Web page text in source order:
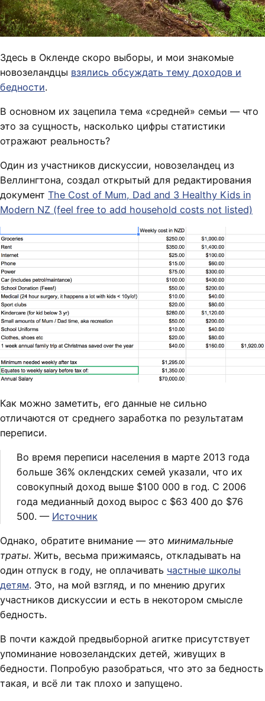
Здесь в Окленде скоро выборы, и мои знакомые
новозеландцы взялись обсуждать тему доходов и
бедности.
В основном их зацепила тема «средней» семьи — что
это за сущность, насколько цифры статистики
отражают реальность?
Один из участников дискуссии, новозеландец из
Веллингтона, создал открытый для редактирования
документ The Cost of Mum, Dad and 3 Healthy Kids in
Modern NZ (feel free to add household costs not listed)
Как можно заметить, его данные не сильно
отличаются от среднего заработка по результатам
переписи.
Во время переписи населения в марте 2013 года
больше 36% оклендских семей указали, что их
совокупный доход выше $100 000 в год. С 2006
года медианный доход вырос с $63 400 до $76
500. — Источник
Однако, обратите внимание — это минимальные
траты. Жить, весьма прижимаясь, откладывать на
один отпуск в году, не оплачивать частные школы
детям. Это, на мой взгляд, и по мнению других
участников дискуссии и есть в некотором смысле
бедность.
В почти каждой предвыборной агитке присутствует
упоминание новозеландских детей, живущих в
бедности. Попробую разобраться, что это за бедность
такая, и всё ли так плохо и запущено.